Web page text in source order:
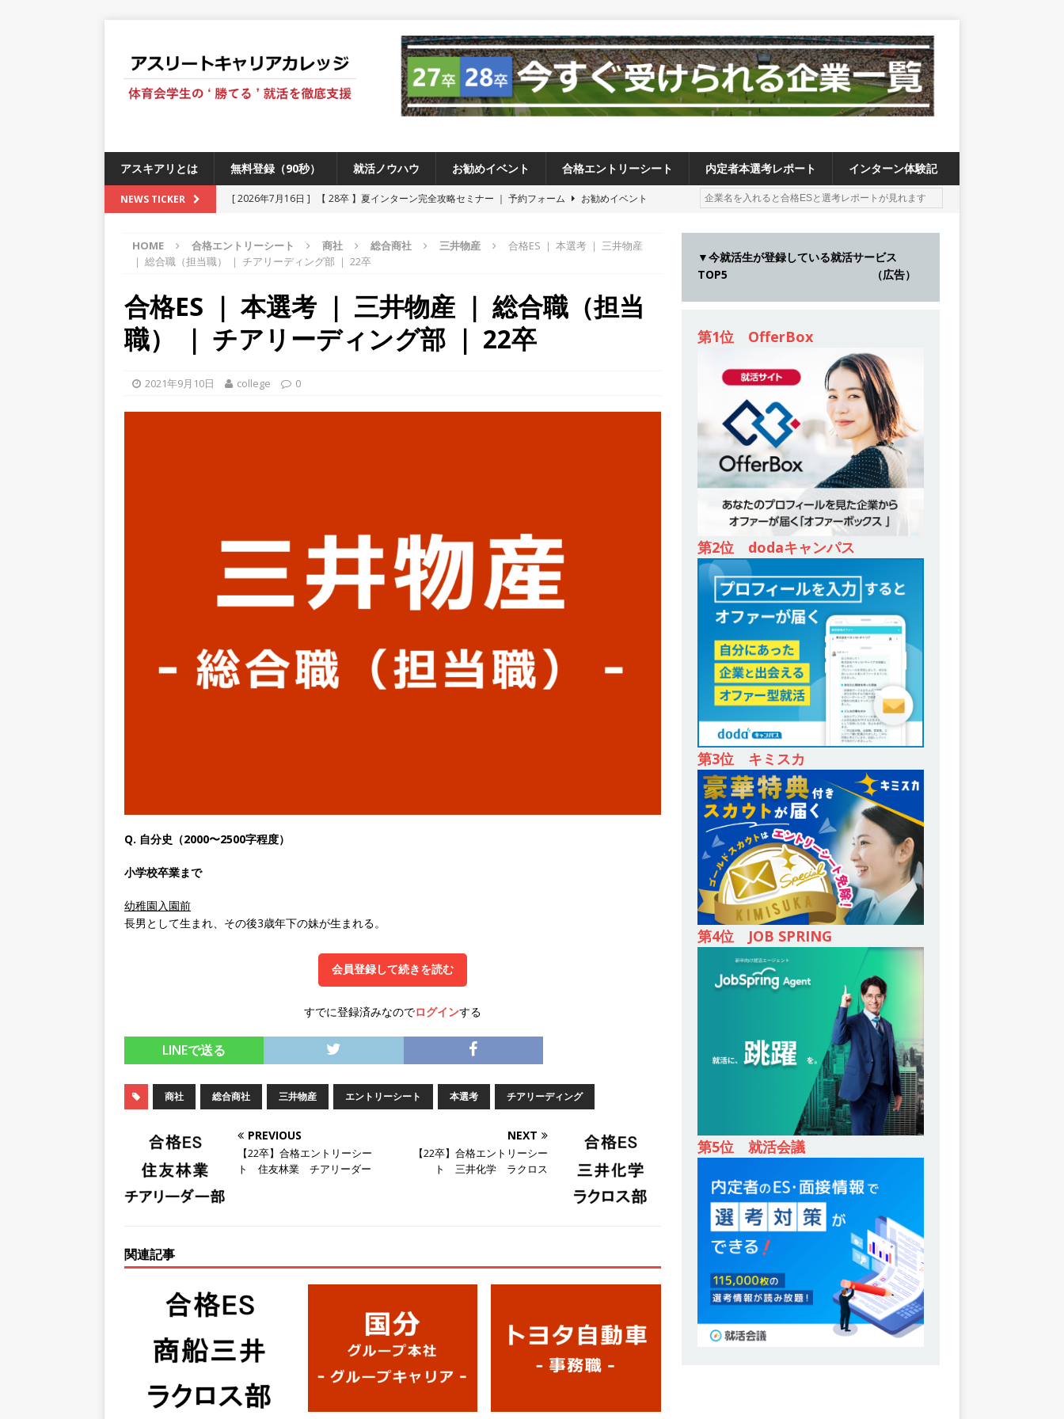
アスキアリとは 無料登録（90秒） 就活ノウハウ お勧めイベント 合格エントリーシート 内定者本選考レポート インターン体験記
NEWS TICKER [ 2026年7月16日 ] 【 28卒 】夏インターン完全攻略セミナー ｜ 予約フォーム
お勧めイベント
[ 2026年5月17日 ]
≪ 2027卒 ≫ 今すぐ受けられる優良企業一覧（26社）
体育会積極採用企業
[ 2026年5月15日 ]
【 28卒 ｜ カプコンが体育会学生を求めアスキヤリ限定イベント開催!! 】 世界
230以上の国・地域で愛される日本屈指のゲームメーカー ｜ 9期連続の最高益・11期連続の10%以
[ 2026年5月15日 ]
年収1,631万円 ｜ 設立以降連続売上増 ｜ 土日祝完全休み ｜ プライム上場 ｜ M&A総合研究所
ツ・コンサルティング
体育会積極採用企業
[ 2026年5月14日 ] 【 28卒 ｜ ES自動合格!! 】 文理不問 ｜ 世界中のシェア約80％・国内シェア
50％以上の製品保有!! ｜ 一眼レフ大手メーカー全てと取引する国内トップシェアのマグネシウム
用企業
[ 2026年5月14日 ]
【 28卒 ｜ 書類選考自動合格!! 】 需要が伸び続ける安定したリフォーム業界の
めたパイオニア企業 ｜ CARTA HOLDINGS
体育会積極採用企業
[ 2026年5月14日 ]
[ 2026年5月14日 ] 【 28卒 ｜ 不動産・営業を知れる仕事体験開催 】大阪勤務・転勤なし ｜ 関西
知名度抜群の総合不動産会社 ｜ マンション販売戸数近畿圏第3位 ｜ 初任給30万+手当、1年目で年
収1,000万も目指せる ｜ 年間休日120～125日 ｜ エスリード
[ 2026年5月14日 ] 【 28卒 ｜ 30分のオンライン業界研究・企業説明会 】 世界最大級の金融サー
[ 2026年5月14日 ] 【 28卒｜営業職向けオープンカンパニー 】世界トップシェアの半導体技術を
持つグローバルメーカー ｜ 年間休日129日・土日祝完全休み ｜ 売上高1,138億円 ｜ プライム上場
｜ 新電元工業
[ 2026年5月14日 ] 【 28卒 ｜ 適性検査合否免除・面接確約!! ｜ 1dayインターンあり 】 東京勤務
限定 ｜ 世界No.1の不動産投資市場東京で投資住宅販売をリードする企業 ｜ 土地仕入れから物件
務・転勤なし ｜ 投資用住宅販売をリードする企業が手がける賃貸アパート・マンションの管理を
行う ｜ 年間休日125日以上 ｜ 不動産業ではレアな私服出社OK ｜ 土日祝完全休み ｜ スタンダー
ド上場 明豊エンタープライズグループ ｜ 明豊プロパティーズ
体育会積極採用企業
[ 2026年5月14日 ]
【 28卒 ｜ オープンカンパニー｜東京勤務・転勤なし ｜ 文理不問 】 7期連続
200％増収!! ｜ 様々な業界の知識・スキルを身に付けることが可能 ｜ データ分析のエキスパート
HOME 合格エントリーシート 商社 総合商社 三井物産
合格ES ｜ 本選考 ｜ 三井物産
｜ 総合職（担当職） ｜ チアリーディング部 ｜ 22卒
合格ES ｜ 本選考 ｜ 三井物産 ｜ 総合職（担当
職） ｜ チアリーディング部 ｜ 22卒
2021年9月10日 college 0
Q. 自分史（2000〜2500字程度）
小学校卒業まで
幼稚園入園前
長男として生まれ、その後3歳年下の妹が生まれる。
会員登録して続きを読む
すでに登録済みなのでログインする
LINEで送る
商社 総合商社 三井物産 エントリーシート 本選考 チアリーディング
PREVIOUS
【22卒】合格エントリーシー
ト 住友林業 チアリーダー
NEXT
【22卒】合格エントリーシー
ト 三井化学 ラクロス
関連記事
▼今就活生が登録している就活サービス
TOP5 （広告）
第1位 OfferBox
第2位 dodaキャンパス
第3位 キミスカ
第4位 JOB SPRING
第5位 就活会議